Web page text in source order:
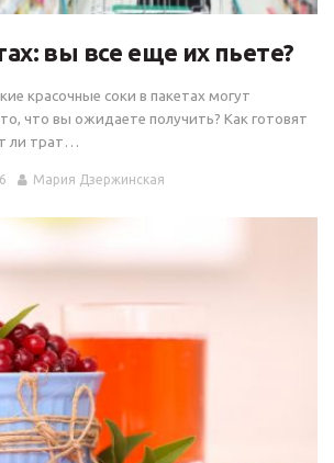
вы все еще их пьете?
красочные соки в пакетах могут
что вы ожидаете получить? Как готовят
ли трат…
Мария Дзержинская